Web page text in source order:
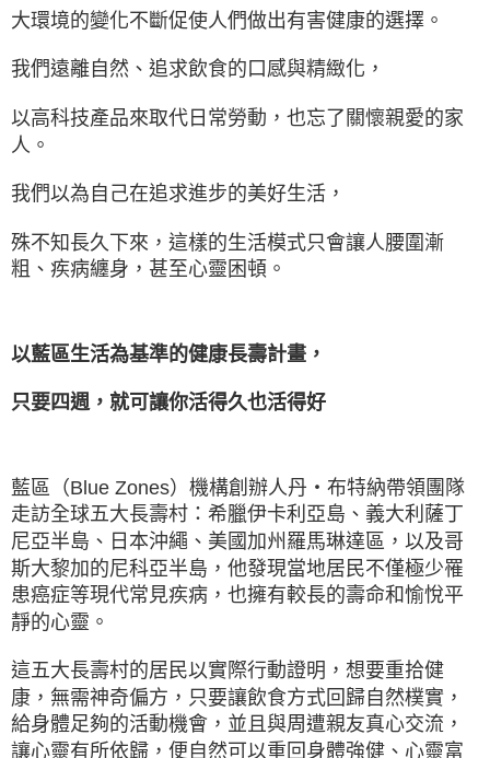
大環境的變化不斷促使人們做出有害健康的選擇。
我們遠離自然、追求飲食的口感與精緻化，
以高科技產品來取代日常勞動，也忘了關懷親愛的家
人。
我們以為自己在追求進步的美好生活，
殊不知長久下來，這樣的生活模式只會讓人腰圍漸
粗、疾病纏身，甚至心靈困頓。
以藍區生活為基準的健康長壽計畫，
只要四週，就可讓你活得久也活得好
藍區（Blue Zones）機構創辦人丹・布特納帶領團隊
走訪全球五大長壽村：希臘伊卡利亞島、義大利薩丁
尼亞半島、日本沖繩、美國加州羅馬琳達區，以及哥
斯大黎加的尼科亞半島，他發現當地居民不僅極少罹
患癌症等現代常見疾病，也擁有較長的壽命和愉悅平
靜的心靈。
這五大長壽村的居民以實際行動證明，想要重拾健
康，無需神奇偏方，只要讓飲食方式回歸自然樸實，
給身體足夠的活動機會，並且與周遭親友真心交流，
讓心靈有所依歸，便自然可以重回身體強健、心靈富